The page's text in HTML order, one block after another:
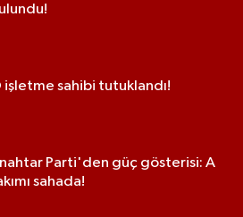
işletme sahibi tutuklandı!
Parti'den güç gösterisi: A
sahada!